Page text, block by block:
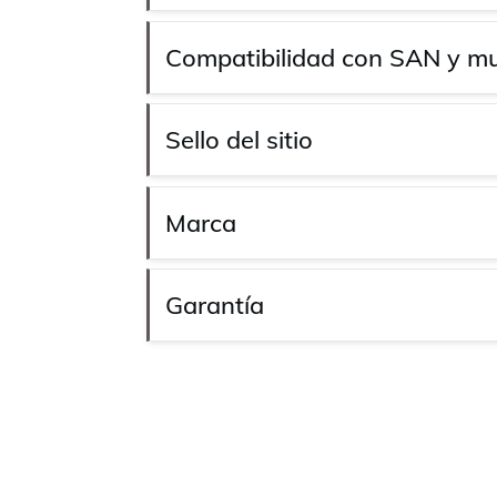
Compatibilidad con SAN y
Sello del sitio
Marca
Garantía